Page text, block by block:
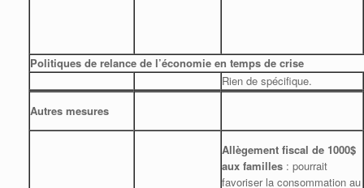
Politiques de relance de l’économie en temps de crise
Rien de spécifique.
Autres mesures
Allègement fiscal de 1000$
aux familles : pourrait
favoriser la consommation au